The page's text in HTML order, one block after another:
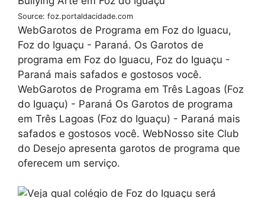
Source: foz.portaldacidade.com
WebGarotos de Programa em Foz do Iguacu,
Foz do Iguaçu - Paraná. Os Garotos de
programa em Foz do Iguacu, Foz do Iguaçu -
Paraná mais safados e gostosos você.
WebGarotos de Programa em Três Lagoas (Foz
do Iguaçu) - Paraná Os Garotos de programa
em Três Lagoas (Foz do Iguaçu) - Paraná mais
safados e gostosos você. WebNosso site Club
do Desejo apresenta garotos de programa que
oferecem um serviço.